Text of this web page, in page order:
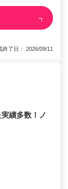
了日： 2026/09/11
績多数！ノ